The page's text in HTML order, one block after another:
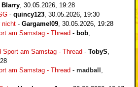
Blarry 30.05.2026, 19:28
- quincy123 30.05.2026, 19:30
nicht - Gargamel09 30.05.2026, 19:28
am Samstag - Thread - bob
Sport am Samstag - Thread - TobyS
am Samstag - Thread - madball